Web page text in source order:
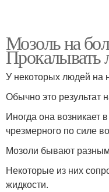
Мозоль на
Прокалывать
У некоторых людей на
Обычно это результат
Иногда она возникает
чрезмерного по силе
Мозоли бывают
Некоторые из них
жидкости.